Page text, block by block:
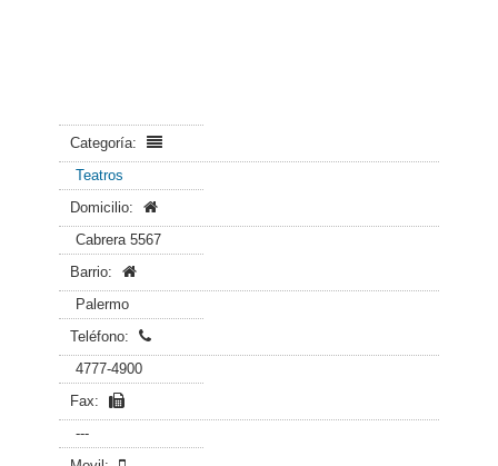
Categoría:
Teatros
Domicilio:
Cabrera 5567
Barrio:
Palermo
Teléfono:
4777-4900
Fax:
---